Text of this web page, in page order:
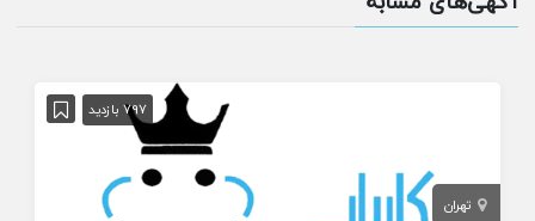
797 بازدید
تهران